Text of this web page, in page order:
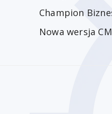
Champion
Nowa wersja